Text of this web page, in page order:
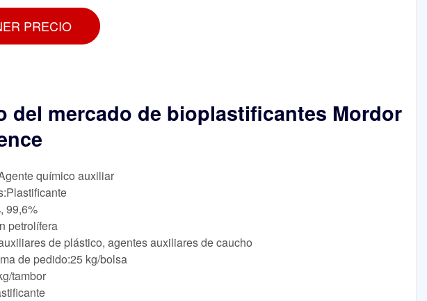
PRECIO
del mercado de bioplastificantes Mordor
químico auxiliar
99,6%
petrolífera
de plástico, agentes auxiliares de caucho
de pedido:25 kg/bolsa
tambor